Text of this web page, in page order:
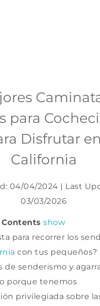
para
Disfrutar en
California
04/04/2024 | Last
03/03/2026
show
para recorrer los
con tus pequeños?
de senderismo y
porque tenemos
privilegiada sobre